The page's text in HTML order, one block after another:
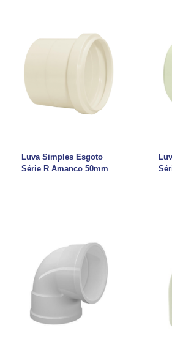
Luva Simples Esgoto
Série R Amanco 50mm